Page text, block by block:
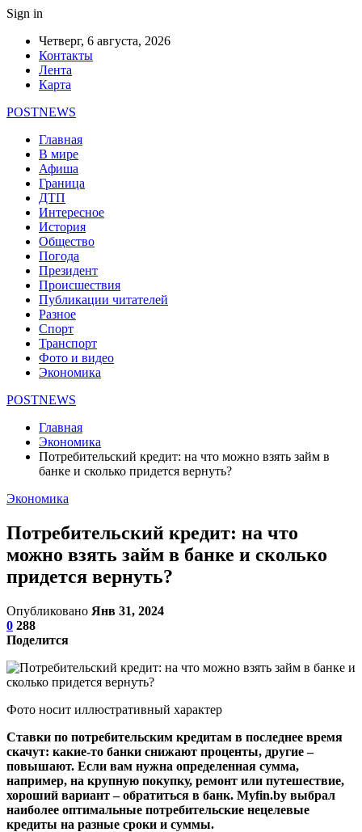
Sign in
Четверг, 6 августа, 2026
Контакты
Лента
Карта
POSTNEWS
Главная
В мире
Афиша
Граница
ДТП
Интересное
История
Общество
Погода
Президент
Происшествия
Публикации читателей
Разное
Спорт
Транспорт
Фото и видео
Экономика
POSTNEWS
Главная
Экономика
Потребительский кредит: на что можно взять займ в
банке и сколько придется вернуть?
Экономика
Потребительский кредит: на что
можно взять займ в банке и сколько
придется вернуть?
Опубликовано Янв 31, 2024
0 288
Поделится
Фото носит иллюстративный характер
Ставки по потребительским кредитам в последнее время
скачут: какие-то банки снижают проценты, другие –
повышают. Если вам нужна определенная сумма,
например, на крупную покупку, ремонт или путешествие,
хороший вариант – обратиться в банк. Myfin.by выбрал
наиболее оптимальные потребительские нецелевые
кредиты на разные сроки и суммы.